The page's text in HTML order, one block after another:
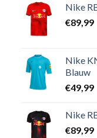
Nike
€89,99
Nike
Blauw
€49,99
Nike
€89,99